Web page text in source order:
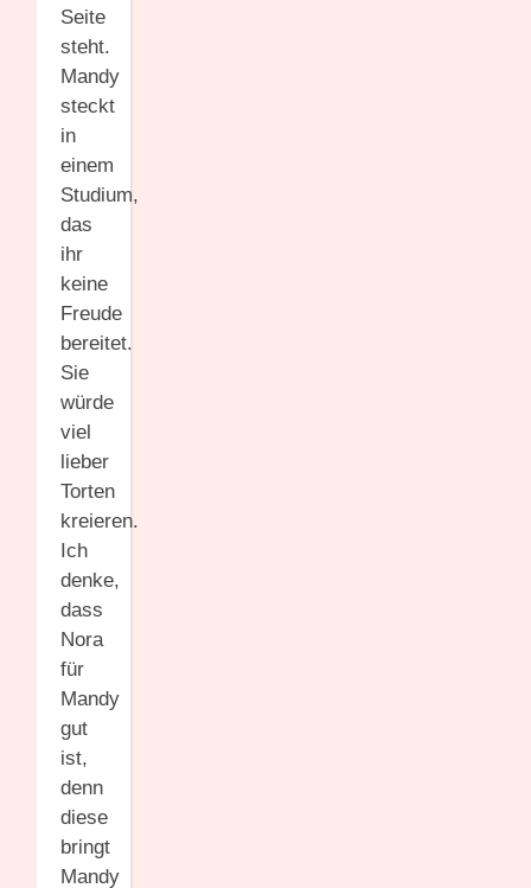
Seite
steht.
Mandy
steckt
in
einem
Studium,
das
ihr
keine
Freude
bereitet.
Sie
würde
viel
lieber
Torten
kreieren.
Ich
denke,
dass
Nora
für
Mandy
gut
ist,
denn
diese
bringt
Mandy